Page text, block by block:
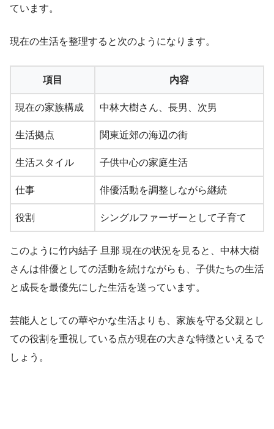
ています。
現在の生活を整理すると次のようになります。
項目 内容
現在の家族構成 中林大樹さん、長男、次男
生活拠点 関東近郊の海辺の街
生活スタイル 子供中心の家庭生活
仕事 俳優活動を調整しながら継続
役割 シングルファーザーとして子育て
このように竹内結子 旦那 現在の状況を見ると、中林大樹
さんは俳優としての活動を続けながらも、子供たちの生活
と成長を最優先にした生活を送っています。
芸能人としての華やかな生活よりも、家族を守る父親とし
ての役割を重視している点が現在の大きな特徴といえるで
しょう。